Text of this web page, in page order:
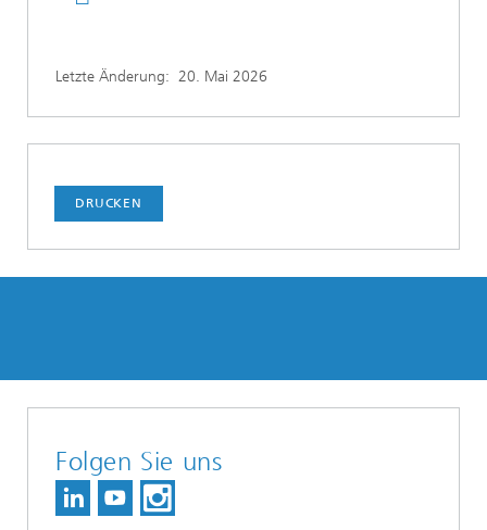
Letzte Änderung: 20. Mai 2026
DRUCKEN
Folgen Sie uns